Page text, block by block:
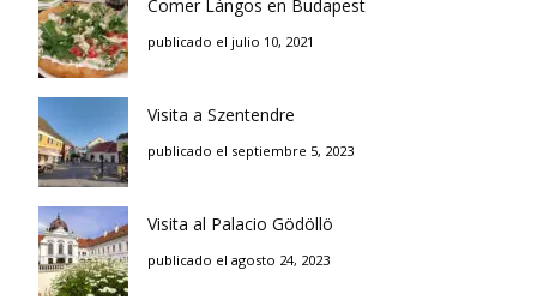
Comer Lángos en Budapest
publicado el julio 10, 2021
Visita a Szentendre
publicado el septiembre 5, 2023
Visita al Palacio Gödöllö
publicado el agosto 24, 2023